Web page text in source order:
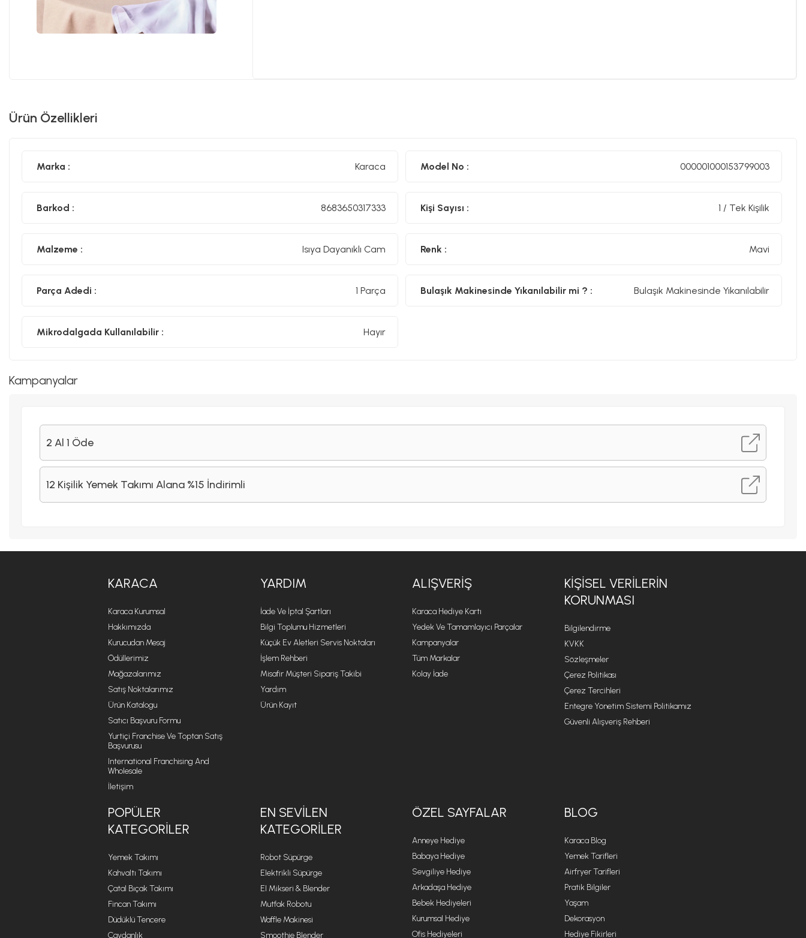
Ürün Özellikleri
Marka : Karaca Model No : 000001000153799003
Barkod : 8683650317333 Kişi Sayısı : 1 / Tek Kişilik
Malzeme : Isıya Dayanıklı Cam Renk : Mavi
Parça Adedi : 1 Parça Bulaşık Makinesinde Yıkanılabilir mi ? : Bulaşık Makinesinde Yıkanılabilir
Mikrodalgada Kullanılabilir : Hayır
Kampanyalar
2 Al 1 Öde
12 Kişilik Yemek Takımı Alana %15 İndirimli
KARACA
Karaca Kurumsal
Hakkımızda
Kurucudan Mesaj
Ödüllerimiz
Mağazalarımız
Satış Noktalarımız
Ürün Katalogu
Satıcı Başvuru Formu
Yurtiçi Franchise Ve Toptan Satış
Başvurusu
International Franchising And
Wholesale
İletişim
YARDIM
İade Ve İptal Şartları
Bilgi Toplumu Hizmetleri
Küçük Ev Aletleri Servis Noktaları
İşlem Rehberi
Misafir Müşteri Sipariş Takibi
Yardım
Ürün Kayıt
ALIŞVERIŞ
Karaca Hediye Kartı
Yedek Ve Tamamlayıcı Parçalar
Kampanyalar
Tüm Markalar
Kolay İade
KIŞISEL VERILERIN
KORUNMASI
Bilgilendirme
KVKK
Sözleşmeler
Çerez Politikası
Çerez Tercihleri
Entegre Yönetim Sistemi Politikamız
Güvenli Alışveriş Rehberi
POPÜLER
KATEGORILER
Yemek Takımı
Kahvaltı Takımı
Çatal Bıçak Takımı
Fincan Takımı
Düdüklü Tencere
Çaydanlık
EN SEVILEN
KATEGORILER
Robot Süpürge
Elektrikli Süpürge
El Mikseri & Blender
Mutfak Robotu
Waffle Makinesi
Smoothie Blender
ÖZEL SAYFALAR
Anneye Hediye
Babaya Hediye
Sevgiliye Hediye
Arkadaşa Hediye
Bebek Hediyeleri
Kurumsal Hediye
Ofis Hediyeleri
BLOG
Karaca Blog
Yemek Tarifleri
Airfryer Tarifleri
Pratik Bilgiler
Yaşam
Dekorasyon
Hediye Fikirleri